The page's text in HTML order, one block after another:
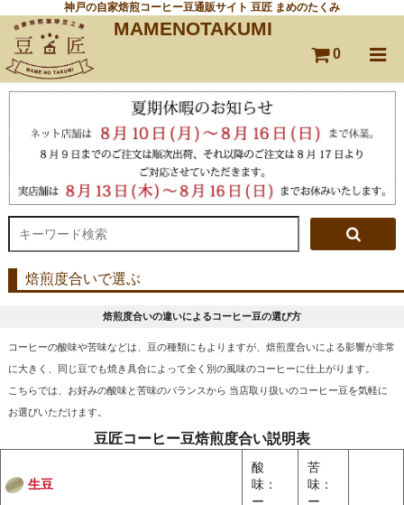
神戸の自家焙煎コーヒー豆通販サイト 豆匠 まめのたくみ
MAMENOTAKUMI
0
焙煎度合いで選ぶ
焙煎度合いの違いによるコーヒー豆の選び方
コーヒーの酸味や苦味などは、豆の種類にもよりますが、焙煎度合いによる影響が非常
に大きく、同じ豆でも焼き具合によって全く別の風味のコーヒーに仕上がります。
こちらでは、お好みの酸味と苦味のバランスから 当店取り扱いのコーヒー豆を気軽に
お選びいただけます。
豆匠コーヒー豆焙煎度合い説明表
生豆
酸
味：
ー
苦
味：
ー